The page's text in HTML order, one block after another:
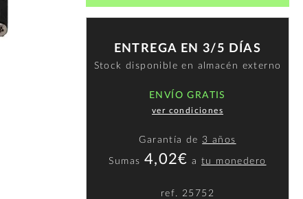
ENTREGA EN 3/5 DÍAS
Stock disponible en almacén externo
ENVÍO GRATIS
ver condiciones
Garantía de 3 años
Sumas 4,02€ atu monedero
ref. 25752